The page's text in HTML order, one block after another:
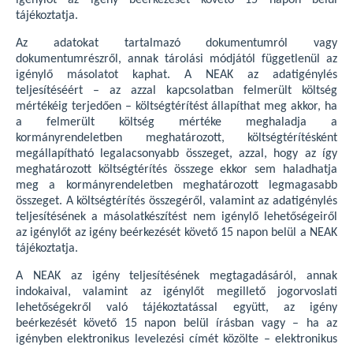
tájékoztatja.
Az adatokat tartalmazó dokumentumról vagy
dokumentumrészről, annak tárolási módjától függetlenül az
igénylő másolatot kaphat. A NEAK az adatigénylés
teljesítéséért – az azzal kapcsolatban felmerült költség
mértékéig terjedően – költségtérítést állapíthat meg akkor, ha
a felmerült költség mértéke meghaladja a
kormányrendeletben meghatározott, költségtérítésként
megállapítható legalacsonyabb összeget, azzal, hogy az így
meghatározott költségtérítés összege ekkor sem haladhatja
meg a kormányrendeletben meghatározott legmagasabb
összeget. A költségtérítés összegéről, valamint az adatigénylés
teljesítésének a másolatkészítést nem igénylő lehetőségeiről
az igénylőt az igény beérkezését követő 15 napon belül a NEAK
tájékoztatja.
A NEAK az igény teljesítésének megtagadásáról, annak
indokaival, valamint az igénylőt megillető jogorvoslati
lehetőségekről való tájékoztatással együtt, az igény
beérkezését követő 15 napon belül írásban vagy – ha az
igényben elektronikus levelezési címét közölte – elektronikus